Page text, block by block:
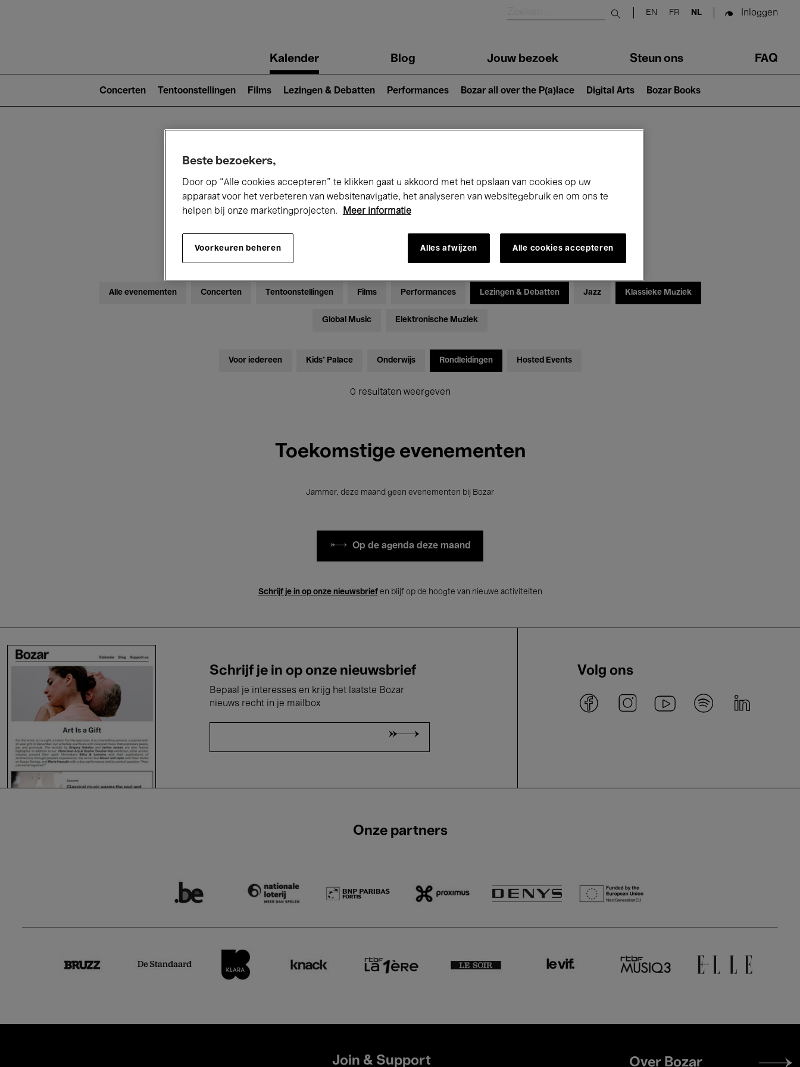
Submit search
EN FR NL Inloggen
navigationKalender Blog Jouw bezoek Steun ons FAQ
2)
Concerten Tentoonstellingen Films Lezingen & Debatten Performances Bozar all over the P(a)lace Digital Arts Bozar Books
Alle evenementen Concerten Tentoonstellingen Films Performances Lezingen & Debatten Jazz Klassieke Muziek
Global Music Elektronische Muziek
Voor iedereen Kids’ Palace Onderwijs Rondleidingen Hosted Events
0 resultaten weergeven
Toekomstige evenementen
Jammer, deze maand geen evenementen bij Bozar
Op de agenda deze maand
Schrijf je in op onze nieuwsbriefen blijf op de hoogte van nieuwe activiteiten
Schrijf je in op onze nieuwsbrief
Bepaal je interesses en krijg het laatste Bozar
nieuws recht in je mailbox
Volg ons
Onze partners
Join & Support
Footer
Over Bozar
Beste bezoekers,
Door op “Alle cookies accepteren” te klikken gaat u akkoord met het opslaan van cookies op uw
apparaat voor het verbeteren van websitenavigatie, het analyseren van websitegebruik en om ons te
helpen bij onze marketingprojecten.
Meer informatie
Voorkeuren beheren Alles afwijzen Alle cookies accepteren